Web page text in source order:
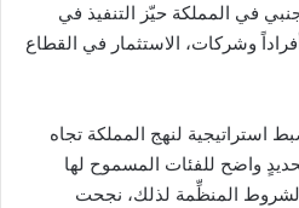
في المملكة حيّز التنفيذ في
أفراداً وشركات، الاستثمار في القطاع
استراتيجية لنهج المملكة تجاه
واضح للفئات المسموح لها
المنظِّمة لذلك، نجحت